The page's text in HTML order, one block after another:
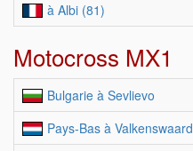
à Albi (81)
Motocross MX1
Bulgarie à Sevlievo
Pays-Bas à Valkenswaard